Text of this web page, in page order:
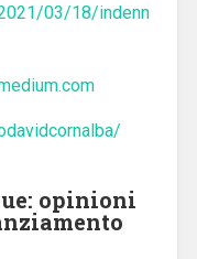
03/18/indenn
opinioni